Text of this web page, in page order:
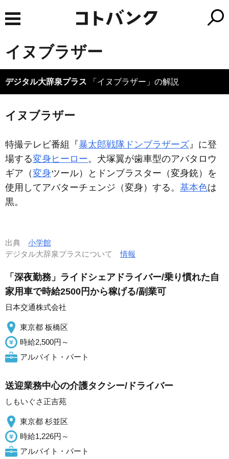
イヌブラザー
デジタル大辞泉プラス 「イヌブラザー」の解説
イヌブラザー
特撮テレビ番組『暴太郎戦隊ドンブラザーズ』に登
場する変身ヒーロー。犬塚翼が歯車型のアバタロウ
ギア（変身ツール）とドンブラスター（変身銃）を
使用してアバターチェンジ（変身）する。 基本色は
黒。
出典 小学館
デジタル大辞泉プラスについて情報
「深夜勤務」ライドシェアドライバー/乗り慣れた自
家用車で時給2500円から稼げる/副業可
日本交通株式会社
東京都 板橋区
時給2,500円～
アルバイト・パート
送迎業務中心の介護タクシー/ドライバー
しもいぐさ正吉苑
東京都 杉並区
時給1,226円～
アルバイト・パート